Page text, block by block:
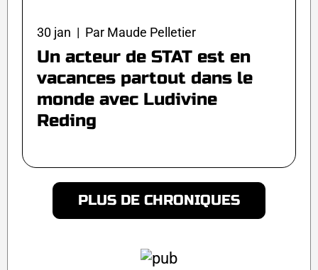
30 jan | Par Maude Pelletier
Un acteur de STAT est en
vacances partout dans le
monde avec Ludivine
Reding
PLUS DE CHRONIQUES